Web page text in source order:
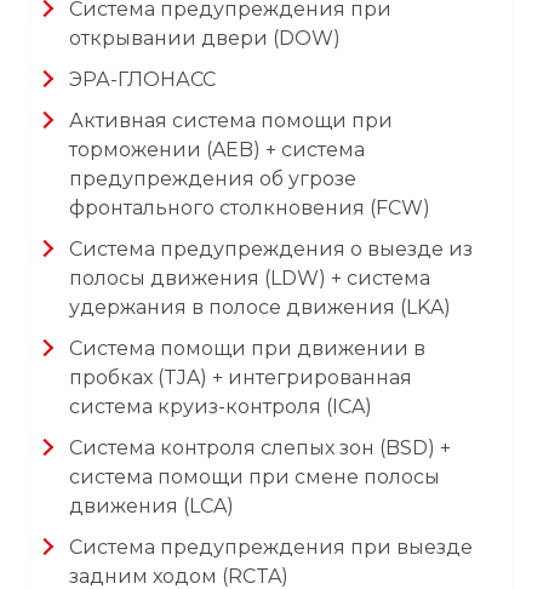
Система предупреждения при
открывании двери (DOW)
ЭРА-ГЛОНАСС
Активная система помощи при
торможении (AEB) + система
предупреждения об угрозе
фронтального столкновения (FCW)
Система предупреждения о выезде из
полосы движения (LDW) + система
удержания в полосе движения (LKA)
Система помощи при движении в
пробках (TJA) + интегрированная
система круиз-контроля (ICA)
Система контроля слепых зон (BSD) +
система помощи при смене полосы
движения (LCA)
Система предупреждения при выезде
задним ходом (RCTA)